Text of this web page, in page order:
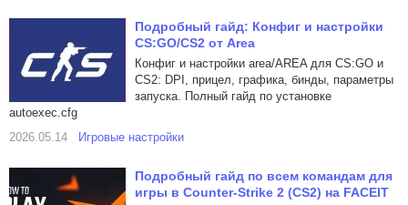
Подробный гайд: Конфиг и настройки
CS:GO/CS2 от Area
Конфиг и настройки area/AREA для CS:GO и
CS2: DPI, прицел, графика, бинды, параметры
запуска. Полный гайд по установке
autoexec.cfg
2026.05.14
Игровые настройки
Подробный гайд по всем командам для
игры в Counter-Strike 2 (CS2) на FACEIT